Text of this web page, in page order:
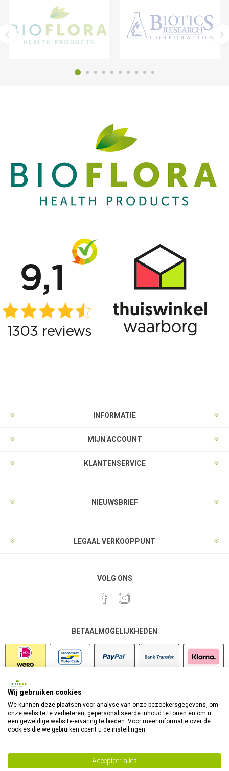
INFORMATIE
MIJN ACCOUNT
KLANTENSERVICE
NIEUWSBRIEF
LEGAAL VERKOOPPUNT
VOLG ONS
BETAALMOGELIJKHEDEN
Wij gebruiken cookies
We kunnen deze plaatsen voor analyse van onze bezoekersgegevens, om
onze website te verbeteren, gepersonaliseerde inhoud te tonen en om u
een geweldige website-ervaring te bieden. Voor meer informatie over de
cookies die we gebruiken opent u de instellingen.
Accepteer alles